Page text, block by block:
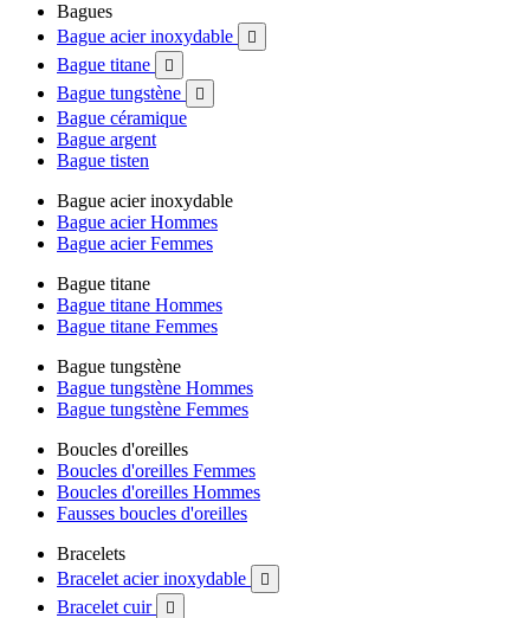
Bagues
Bague acier inoxydable

Bague titane 
Bague tungstène 
Bague céramique
Bague argent
Bague tisten
Bague acier inoxydable
Bague acier Hommes
Bague acier Femmes
Bague titane
Bague titane Hommes
Bague titane Femmes
Bague tungstène
Bague tungstène Hommes
Bague tungstène Femmes
Boucles d'oreilles
Boucles d'oreilles Femmes
Boucles d'oreilles Hommes
Fausses boucles d'oreilles
Bracelets
Bracelet acier inoxydable

Bracelet cuir 